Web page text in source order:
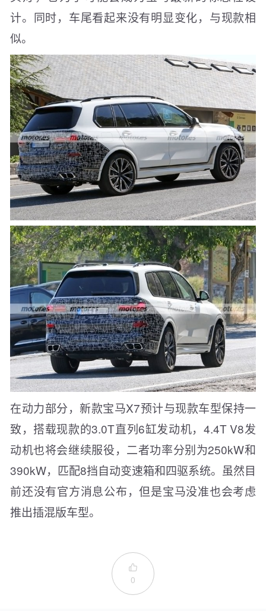
计。同时，车尾看起来没有明显变化，与现款相
似。
在动力部分，新款宝马X7预计与现款车型保持一
致，搭载现款的3.0T直列6缸发动机，4.4T V8发
动机也将会继续服役，二者功率分别为250kW和
390kW，匹配8挡自动变速箱和四驱系统。虽然目
前还没有官方消息公布，但是宝马没准也会考虑
推出插混版车型。

0